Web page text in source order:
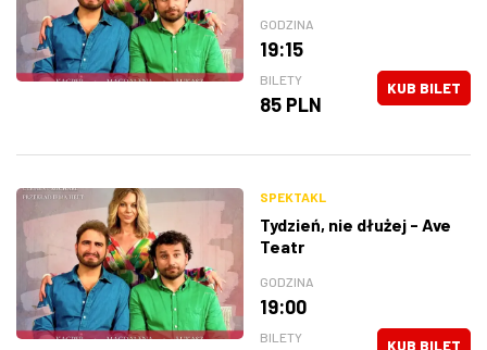
GODZINA
19:15
BILETY
85 PLN
KUB BILET
SPEKTAKL
Tydzień, nie dłużej - Ave
Teatr
GODZINA
19:00
BILETY KUB BILET